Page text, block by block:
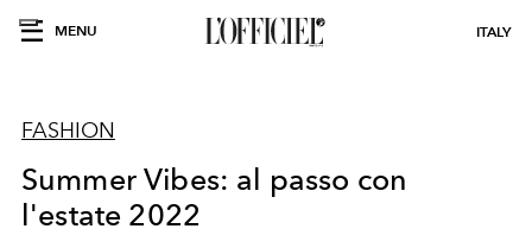
MENU ITALY
FASHION
Summer Vibes: al passo con
l'estate 2022